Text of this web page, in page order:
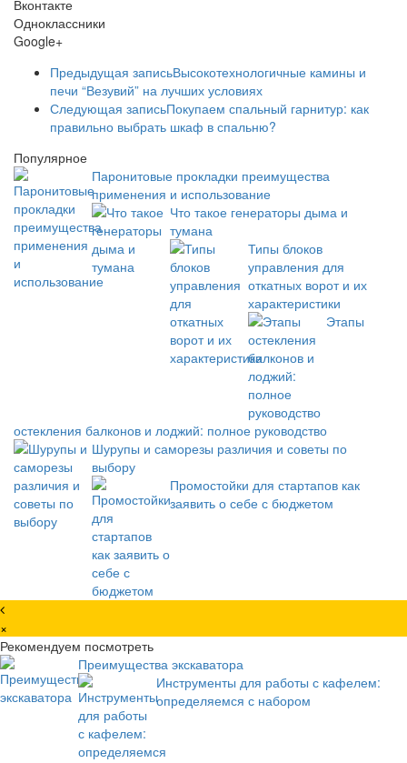
Вконтакте
Одноклассники
Google+
Предыдущая записьВысокотехнологичные камины и
печи “Везувий” на лучших условиях
Следующая записьПокупаем спальный гарнитур: как
правильно выбрать шкаф в спальню?
Популярное
Паронитовые прокладки преимущества
применения и использование
Что такое генераторы дыма и
тумана
Типы блоков
управления для
откатных ворот и их
характеристики
Этапы
остекления балконов и лоджий: полное руководство
Шурупы и саморезы различия и советы по
выбору
Промостойки для стартапов как
заявить о себе с бюджетом
×
Рекомендуем посмотреть
Преимущества экскаватора
Инструменты для работы с кафелем:
определяемся с набором